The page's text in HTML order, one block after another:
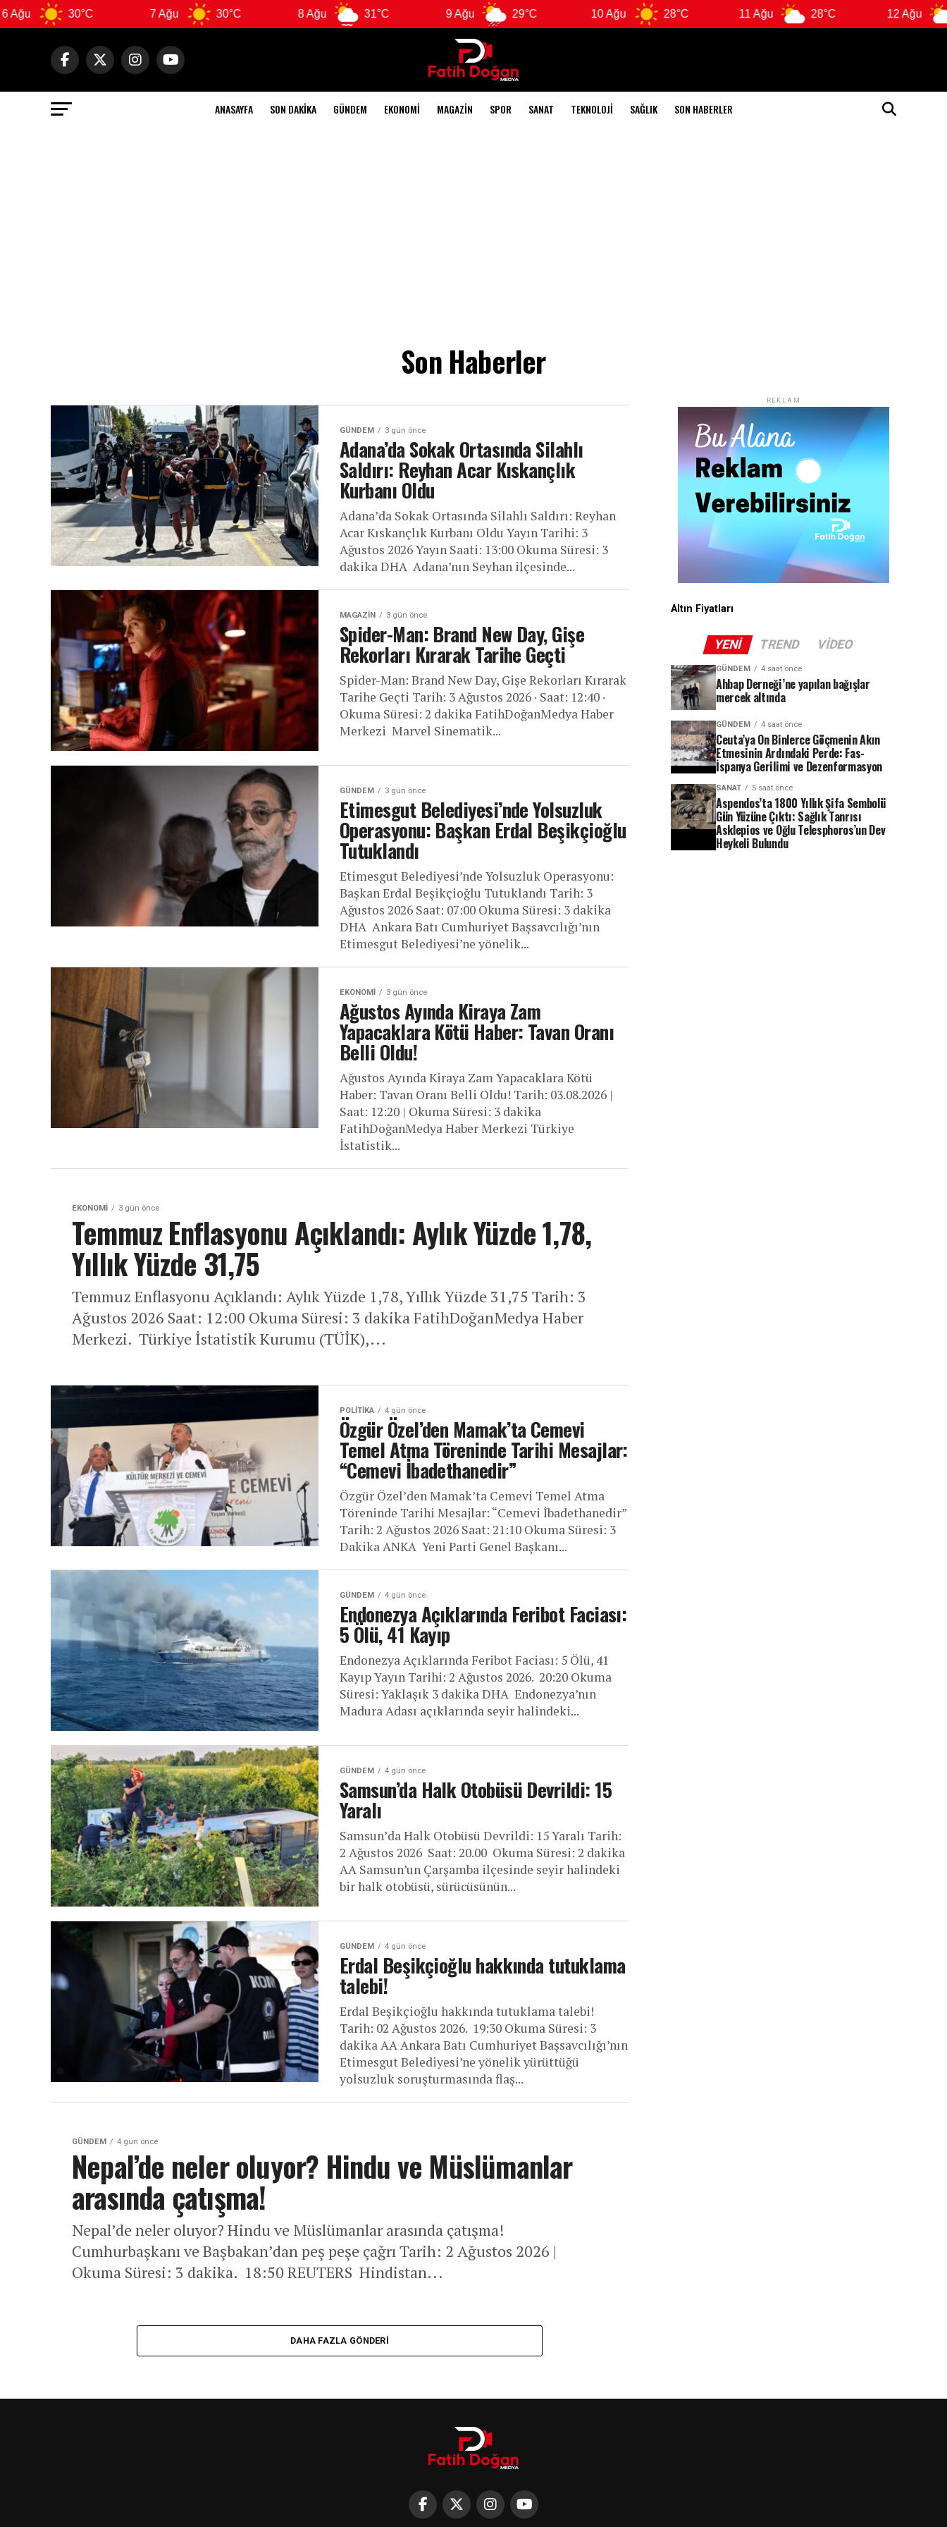
30°C 30°C 31°C 29°C 28°C 28°C 28°C
ANASAYFA SON DAKIKA GÜNDEM EKONOMI MAGAZIN SPOR SANAT TEKNOLOJI SAĞLIK SON HABERLER
Son Haberler
GÜNDEM 3 gün önce
Adana’da Sokak Ortasında Silahlı
Saldırı: Reyhan Acar Kıskançlık
Kurbanı Oldu
Adana’da Sokak Ortasında Silahlı Saldırı: Reyhan
Acar Kıskançlık Kurbanı Oldu Yayın Tarihi: 3
Ağustos 2026 Yayın Saati: 13:00 Okuma Süresi: 3
dakika DHA Adana’nın Seyhan ilçesinde...
MAGAZIN 3 gün önce
Spider-Man: Brand New Day, Gişe
Rekorları Kırarak Tarihe Geçti
Spider-Man: Brand New Day, Gişe Rekorları Kırarak
Tarihe Geçti Tarih: 3 Ağustos 2026 · Saat: 12:40 ·
Okuma Süresi: 2 dakika FatihDoğanMedya Haber
Merkezi Marvel Sinematik...
GÜNDEM 3 gün önce
Etimesgut Belediyesi’nde Yolsuzluk
Operasyonu: Başkan Erdal Beşikçioğlu
Tutuklandı
Etimesgut Belediyesi’nde Yolsuzluk Operasyonu:
Başkan Erdal Beşikçioğlu Tutuklandı Tarih: 3
Ağustos 2026 Saat: 07:00 Okuma Süresi: 3 dakika
DHA Ankara Batı Cumhuriyet Başsavcılığı’nın
Etimesgut Belediyesi’ne yönelik...
EKONOMI 3 gün önce
Ağustos Ayında Kiraya Zam
Yapacaklara Kötü Haber: Tavan Oranı
Belli Oldu!
Ağustos Ayında Kiraya Zam Yapacaklara Kötü
Haber: Tavan Oranı Belli Oldu! Tarih: 03.08.2026 |
Saat: 12:20 | Okuma Süresi: 3 dakika
FatihDoğanMedya Haber Merkezi Türkiye
İstatistik...
EKONOMI 3 gün önce
Temmuz Enflasyonu Açıklandı: Aylık Yüzde 1,78,
Yıllık Yüzde 31,75
Temmuz Enflasyonu Açıklandı: Aylık Yüzde 1,78, Yıllık Yüzde 31,75 Tarih: 3
Ağustos 2026 Saat: 12:00 Okuma Süresi: 3 dakika FatihDoğanMedya Haber
Merkezi. Türkiye İstatistik Kurumu (TÜİK),...
POLITIKA 4 gün önce
Özgür Özel’den Mamak’ta Cemevi
Temel Atma Töreninde Tarihi Mesajlar:
“Cemevi İbadethanedir”
Özgür Özel’den Mamak’ta Cemevi Temel Atma
Töreninde Tarihi Mesajlar: “Cemevi İbadethanedir”
Tarih: 2 Ağustos 2026 Saat: 21:10 Okuma Süresi: 3
Dakika ANKA Yeni Parti Genel Başkanı...
GÜNDEM 4 gün önce
Endonezya Açıklarında Feribot Faciası:
5 Ölü, 41 Kayıp
Endonezya Açıklarında Feribot Faciası: 5 Ölü, 41
Kayıp Yayın Tarihi: 2 Ağustos 2026. 20:20 Okuma
Süresi: Yaklaşık 3 dakika DHA Endonezya’nın
Madura Adası açıklarında seyir halindeki...
GÜNDEM 4 gün önce
Samsun’da Halk Otobüsü Devrildi: 15
Yaralı
Samsun’da Halk Otobüsü Devrildi: 15 Yaralı Tarih:
2 Ağustos 2026 Saat: 20.00 Okuma Süresi: 2 dakika
AA Samsun’un Çarşamba ilçesinde seyir halindeki
bir halk otobüsü, sürücüsünün...
GÜNDEM 4 gün önce
Erdal Beşikçioğlu hakkında tutuklama
talebi!
Erdal Beşikçioğlu hakkında tutuklama talebi!
Tarih: 02 Ağustos 2026. 19:30 Okuma Süresi: 3
dakika AA Ankara Batı Cumhuriyet Başsavcılığı’nın
Etimesgut Belediyesi’ne yönelik yürüttüğü
yolsuzluk soruşturmasında flaş...
GÜNDEM 4 gün önce
Nepal’de neler oluyor? Hindu ve Müslümanlar
arasında çatışma!
Nepal’de neler oluyor? Hindu ve Müslümanlar arasında çatışma!
Cumhurbaşkanı ve Başbakan’dan peş peşe çağrı Tarih: 2 Ağustos 2026 |
Okuma Süresi: 3 dakika. 18:50 REUTERS Hindistan...
DAHA FAZLA GÖNDERI
REKLAM
Altın Fiyatları
YENI TREND VIDEO
GÜNDEM 4 saat önce
Ahbap Derneği’ne yapılan bağışlar
mercek altında
GÜNDEM 4 saat önce
Ceuta’ya On Binlerce Göçmenin Akın
Etmesinin Ardındaki Perde: Fas-
İspanya Gerilimi ve Dezenformasyon
SANAT 5 saat önce
Aspendos’ta 1800 Yıllık Şifa Sembolü
Gün Yüzüne Çıktı: Sağlık Tanrısı
Asklepios ve Oğlu Telesphoros’un Dev
Heykeli Bulundu